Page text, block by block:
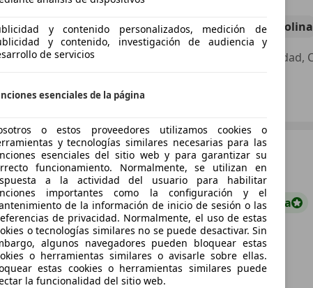
09/2017 56.190 km Gasolina
€ 10.2691 Súper oferta
y contenido personalizados, medición de
y contenido, investigación de audiencia y
de servicios
esenciales de la página
o estos proveedores utilizamos cookies o
y tecnologías similares necesarias para las
esenciales del sitio web y para garantizar su
funcionamiento. Normalmente, se utilizan en
a la actividad del usuario para habilitar
importantes como la configuración y el
de la información de inicio de sesión o las
de privacidad. Normalmente, el uso de estas
o tecnologías similares no se puede desactivar. Sin
algunos navegadores pueden bloquear estas
o herramientas similares o avisarle sobre ellas.
estas cookies o herramientas similares puede
la funcionalidad del sitio web.